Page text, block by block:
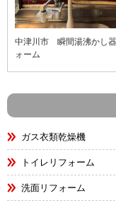
中津川市 瞬間湯沸かし
ォーム
ガス衣類乾燥機
トイレリフォーム
洗面リフォーム